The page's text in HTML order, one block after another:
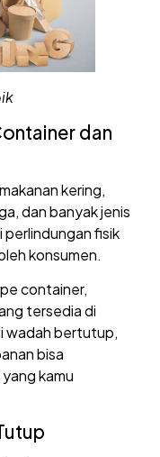
dan
kering,
dan banyak jenis
perlindungan fisik
konsumen.
container,
tersedia di
wadah bertutup,
bisa
kamu